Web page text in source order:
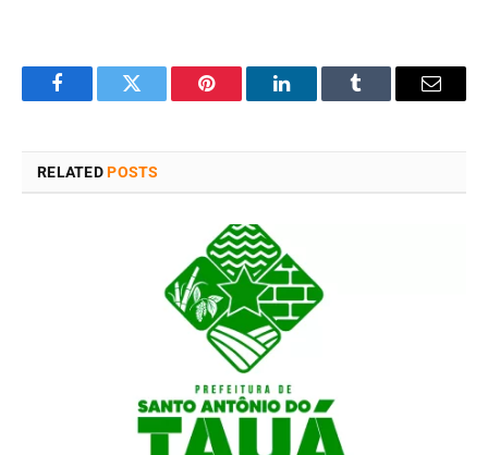
FacebookTwitter Pinterest LinkedInTumblr Email
RELATEDPOSTS